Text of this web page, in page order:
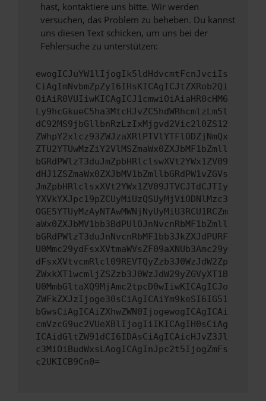
hast, kontaktiere uns bitte. Wir werden
versuchen, das Problem zu beheben. Du kannst
uns diesen Text schicken, um uns bei der
Fehlersuche zu unterstützen:
ewogICJuYW1lIjogIk5ldHdvcmtFcnJvciIs
CiAgImNvbmZpZyI6IHsKICAgICJtZXRob2Qi
OiAiR0VUIiwKICAgICJ1cmwiOiAiaHR0cHM6
Ly9hcGkueC5ha3MtcHJvZC5hdWRhcmlzLm5l
dC92MS9jbGllbnRzLzIxMjgvd2Vic2l0ZS12
ZWhpY2xlcz93ZWJzaXRlPTVlYTFlODZjNmQx
ZTU2YTUwMzZiY2VlMSZmaWx0ZXJbMF1bZmll
bGRdPWlzT3duJmZpbHRlclswXVt2YWx1ZV09
dHJ1ZSZmaWx0ZXJbMV1bZmllbGRdPW1vZGVs
JmZpbHRlclsxXVt2YWx1ZV09JTVCJTdCJTIy
YXVkYXJpc19pZCUyMiUzQSUyMjViODNlMzc3
OGE5YTUyMzAyNTAwMWNjNyUyMiU3RCU1RCZm
aWx0ZXJbMV1bb3BdPUlOJnNvcnRbMF1bZmll
bGRdPWlzT3duJnNvcnRbMF1bb3JkZXJdPURF
U0Mmc29ydFsxXVtmaWVsZF09aXNUb3Amc29y
dFsxXVtvcmRlcl09REVTQyZzb3J0WzJdW2Zp
ZWxkXT1wcmljZSZzb3J0WzJdW29yZGVyXT1B
U0MmbGltaXQ9MjAmc2tpcD0wIiwKICAgICJo
ZWFkZXJzIjoge30sCiAgICAiYm9keSI6IG51
bGwsCiAgICAiZXhwZWN0IjogewogICAgICAi
cmVzcG9uc2VUeXBlIjogIiIKICAgIH0sCiAg
ICAidGltZW91dCI6IDAsCiAgICAicHJvZ3Jl
c3MiOiBudWxsLAogICAgInJpc2t5IjogZmFs
c2UKICB9Cn0=